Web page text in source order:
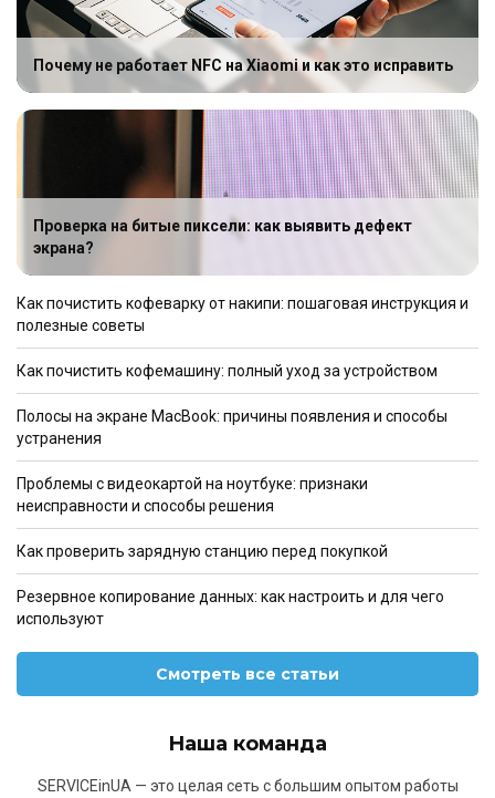
Почему не работает NFC на Xiaomi и как это исправить
Проверка на битые пиксели: как выявить дефект
экрана?
Как почистить кофеварку от накипи: пошаговая инструкция и
полезные советы
Как почистить кофемашину: полный уход за устройством
Полосы на экране MacBook: причины появления и способы
устранения
Проблемы с видеокартой на ноутбуке: признаки
неисправности и способы решения
Как проверить зарядную станцию перед покупкой
Резервное копирование данных: как настроить и для чего
используют
Смотреть все статьи
Наша команда
SERVICEinUA — это целая сеть с большим опытом работы